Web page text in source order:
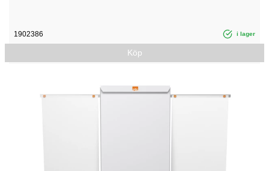
1902386 i lager
Köp